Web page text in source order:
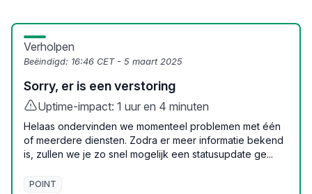
Verholpen
Beëindigd: 16:46 CET - 5 maart 2025
Sorry, er is een verstoring
Uptime-impact: 1 uur en 4 minuten
Helaas ondervinden we momenteel problemen met één
of meerdere diensten. Zodra er meer informatie bekend
is, zullen we je zo snel mogelijk een statusupdate ge...
POINT